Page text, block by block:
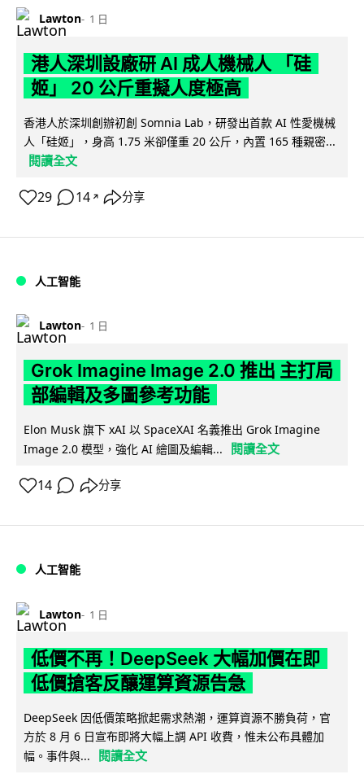
Lawton 1 日
港人深圳設廠研 AI 成人機械人 「硅
姬」 20 公斤重擬人度極高
香港人於深圳創辦初創 Somnia Lab，研發出首款 AI 性愛機械
人「硅姬」，身高 1.75 米卻僅重 20 公斤，內置 165 種親密...
閱讀全文
29 14 ↗ 分享
人工智能
Lawton 1 日
Grok Imagine Image 2.0 推出 主打局
部編輯及多圖參考功能
Elon Musk 旗下 xAI 以 SpaceXAI 名義推出 Grok Imagine
Image 2.0 模型，強化 AI 繪圖及編輯...
閱讀全文
14 分享
人工智能
Lawton 1 日
低價不再！DeepSeek 大幅加價在即
低價搶客反釀運算資源告急
DeepSeek 因低價策略掀起需求熱潮，運算資源不勝負荷，官
方於 8 月 6 日宣布即將大幅上調 API 收費，惟未公布具體加
幅。事件與...
閱讀全文